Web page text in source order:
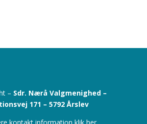
– Sdr. Nærå Valgmenighed –
171 –5792 Årslev